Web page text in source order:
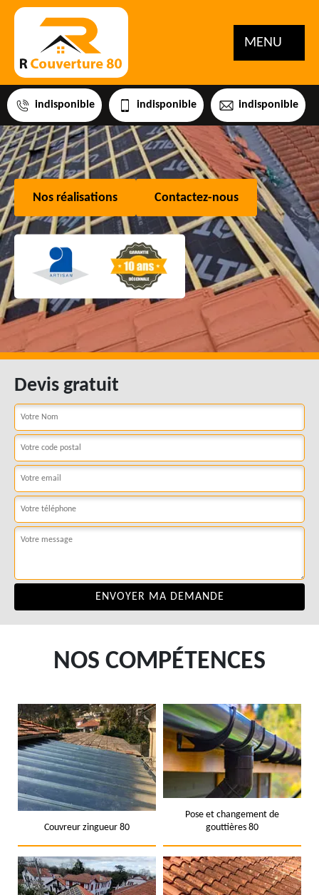
MENU
indisponible indisponible indisponible
Nos réalisations Contactez-nous
Devis gratuit
NOS COMPÉTENCES
Couvreur zingueur 80
Pose et changement de
gouttières 80